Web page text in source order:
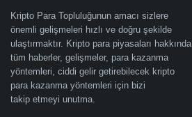
Kripto Para Topluluğunun amacı sizlere
önemli gelişmeleri hızlı ve doğru şekilde
ulaştırmaktır. Kripto para piyasaları hakkında
tüm haberler, gelişmeler, para kazanma
yöntemleri, ciddi gelir getirebilecek kripto
para kazanma yöntemleri için bizi
takip etmeyi unutma.